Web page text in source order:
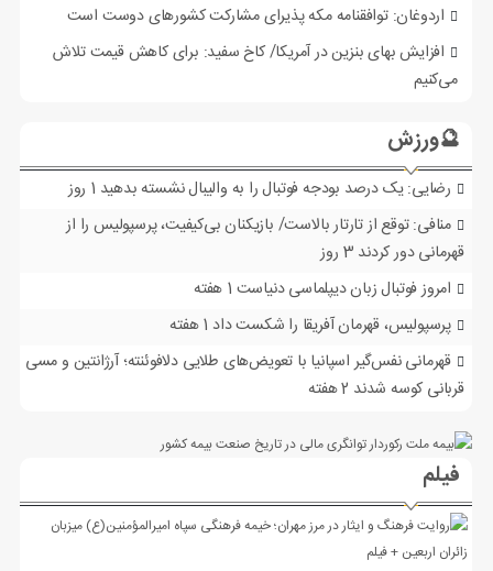
اردوغان: توافقنامه مکه پذیرای مشارکت کشورهای دوست است
افزایش بهای بنزین در آمریکا/ کاخ سفید: برای کاهش قیمت تلاش
می‌کنیم
🔮ورزش
رضایی: یک درصد بودجه فوتبال را به والیبال نشسته بدهید 1 روز
منافی: توقع از تارتار بالاست/ بازیکنان بی‌کیفیت، پرسپولیس را از
قهرمانی دور کردند 3 روز
امروز فوتبال زبان دیپلماسی دنیاست 1 هفته
پرسپولیس، قهرمان آفریقا را شکست داد 1 هفته
قهرمانی نفس‌گیر اسپانیا با تعویض‌های طلایی دلافوئنته؛ آرژانتین و مسی
قربانی کوسه شدند 2 هفته
فیلم